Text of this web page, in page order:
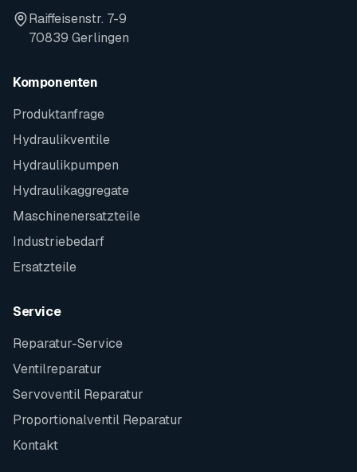
Raiffeisenstr. 7-9
70839 Gerlingen
Komponenten
Produktanfrage
Hydraulikventile
Hydraulikpumpen
Hydraulikaggregate
Maschinenersatzteile
Industriebedarf
Ersatzteile
Service
Reparatur-Service
Ventilreparatur
Servoventil Reparatur
Proportionalventil Reparatur
Kontakt